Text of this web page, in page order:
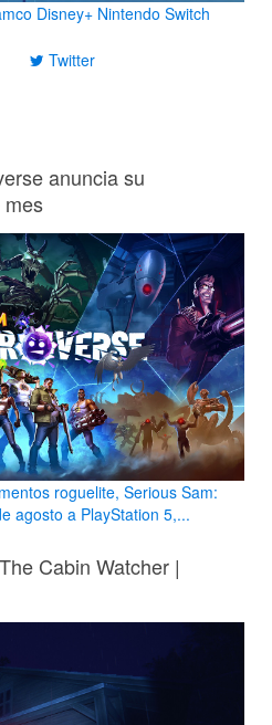
Disney+ Nintendo Switch
Twitter
anuncia su
mes
roguelite, Serious Sam:
agosto a PlayStation 5,...
Cabin Watcher |